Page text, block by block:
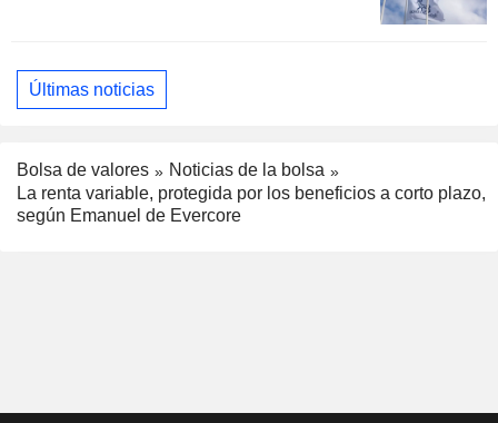
Últimas noticias
Bolsa de valores
Noticias de la bolsa
La renta variable, protegida por los beneficios a corto plazo,
según Emanuel de Evercore